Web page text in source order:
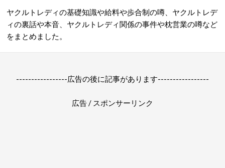
ヤクルトレディの基礎知識や給料や歩合制の噂、ヤクルトレデ
ィの裏話や本音、ヤクルトレディ関係の事件や枕営業の噂など
をまとめました。
-----------------広告の後に記事があります-----------------
広告 / スポンサーリンク